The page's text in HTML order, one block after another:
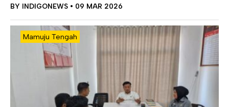
BY INDIGONEWS • 09 MAR 2026
Mamuju Tengah